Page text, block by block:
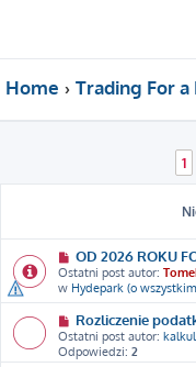
Home Trading For a
1
OD 2026 ROKU
Ostatni post autor:
w Hydepark (o
Rozliczenie
Ostatni post autor:
Odpowiedzi: 2